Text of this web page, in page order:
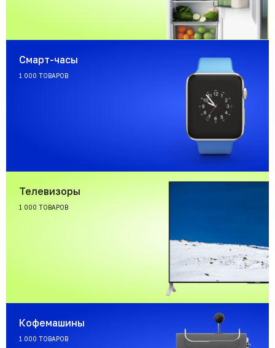
Смарт-часы
1 000 ТОВАРОВ
Телевизоры
1 000 ТОВАРОВ
Кофемашины
1 000 ТОВАРОВ